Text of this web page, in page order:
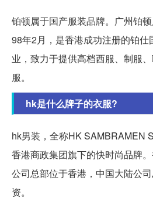
铂顿属于国产服装品牌。广州铂
98年2月，是香港成功注册的铂仕
业，致力于提供高档西服、制服
服。
hk是什么牌子的衣服?
hk男装，全称HK SAMBRAMEN
香港商政集团旗下的快时尚品牌
公司总部位于香港，中国大陆公
资。